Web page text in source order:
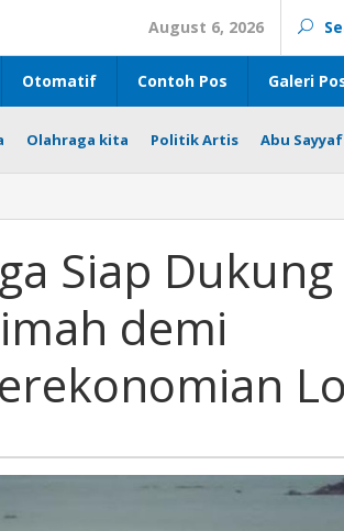
August 6, 2026
Otomatif Contoh Pos Galeri
Olahraga kita Politik Artis Abu Sayyaf
Siap Dukung
demi